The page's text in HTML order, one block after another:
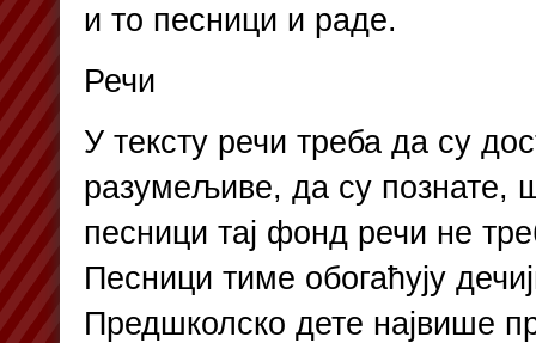
и то песници и раде.
Речи
У тексту речи треба да су
разумељиве, да су познате,
песници тај фонд речи не
Песници тиме обогаћују
Предшколско дете највише